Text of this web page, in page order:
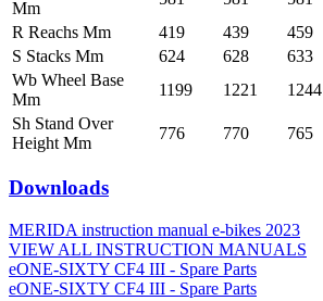
Mm
R Reachs Mm
419 439 459
S Stacks Mm
624 628 633
Wb Wheel Base
Mm
1199 1221 1244
Sh Stand Over
Height Mm
776 770 765
Downloads
MERIDA instruction manual e-bikes 2023
VIEW ALL INSTRUCTION MANUALS
eONE-SIXTY CF4 III - Spare Parts
eONE-SIXTY CF4 III - Spare Parts